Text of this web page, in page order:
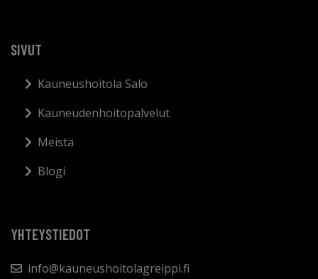
SIVUT
Kauneushoitola Salo
Kauneudenhoitopalvelut
Meistä
Blogi
YHTEYSTIEDOT
info@kauneushoitolagreippi.fi